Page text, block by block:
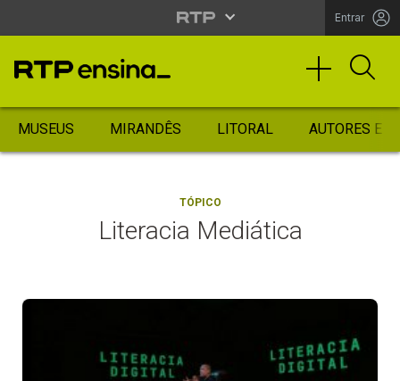
Entrar
MUSEUS MIRANDÊS LITORAL AUTORES
TÓPICO
Literacia Mediática